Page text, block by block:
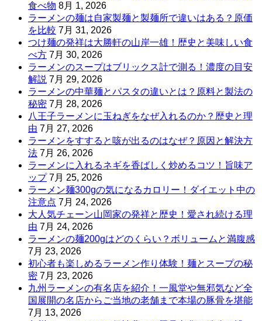
食べ物 8月 1, 2026
ラーメンの麺は自家製麺と製麺所で違いはある？原価
を比較 7月 31, 2026
つけ麺の発祥は大勝軒の山岸一雄！歴史と美味しい食
べ方 7月 30, 2026
ラーメンのスープはブリックス計で測る！濃度の目安
解説 7月 29, 2026
ラーメンの中華麺とパスタの違いとは？原料と製法の
秘密 7月 28, 2026
八王子ラーメンに玉ねぎをなぜ入れるのか？歴史と理
由 7月 27, 2026
ラーメンをすすると咳が出るのはなぜ？原因と解決方
法 7月 26, 2026
ラーメンに入れるネギを香ばしく炒めるコツ！旨味ア
ップ 7月 25, 2026
ラーメン麺300gの気になるカロリー！ダイエット中の
注意点 7月 24, 2026
大人気チェーン山岡家の発祥と歴史！愛され続ける理
由 7月 24, 2026
ラーメンの麺200gはどのくらい？ボリュームと満腹感
7月 23, 2026
初心者も楽しめるラーメン作り体験！麺とスープの秘
密 7月 23, 2026
九州ラーメンの有名店を紹介！一風堂や無邪気など全
国展開の名店からご当地の老舗まで本場の豚骨を堪能
7月 13, 2026